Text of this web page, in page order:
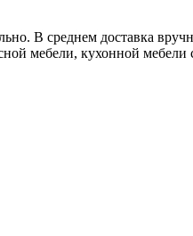
В среднем доставка
мебели, кухонной мебели